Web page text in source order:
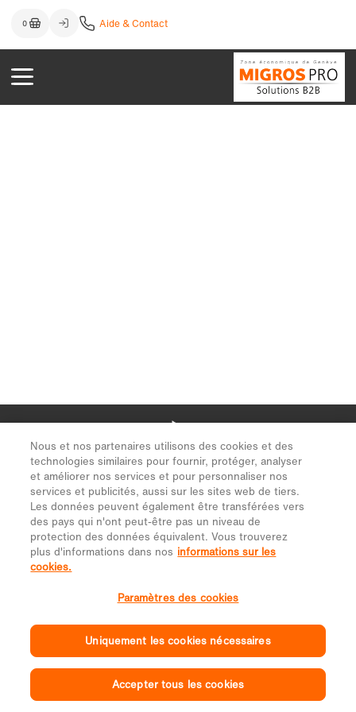
Nous et nos partenaires utilisons des cookies et des
technologies similaires pour fournir, protéger, analyser
et améliorer nos services et pour personnaliser nos
services et publicités, aussi sur les sites web de tiers.
Les données peuvent également être transférées vers
des pays qui n'ont peut-être pas un niveau de
protection des données équivalent. Vous trouverez
plus d'informations dans nos informations sur les
cookies.
Paramètres des cookies
Uniquement les cookies nécessaires
Accepter tous les cookies